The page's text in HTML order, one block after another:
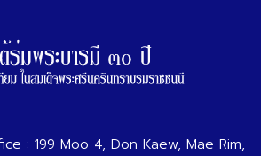
: 199 Moo 4, Don Kaew, Mae Rim,